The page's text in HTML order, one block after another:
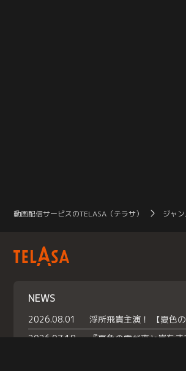
動画配信サービスのTELASA（テラサ） ジャ
NEWS
2026.08.01
2026.07.18